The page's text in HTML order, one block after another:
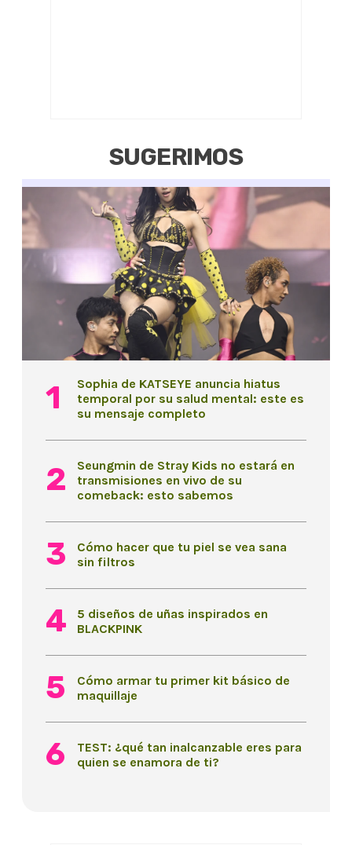
SUGERIMOS
Sophia de KATSEYE anuncia hiatus
temporal por su salud mental: este es
su mensaje completo
Seungmin de Stray Kids no estará en
transmisiones en vivo de su
comeback: esto sabemos
Cómo hacer que tu piel se vea sana
sin filtros
5 diseños de uñas inspirados en
BLACKPINK
Cómo armar tu primer kit básico de
maquillaje
TEST: ¿qué tan inalcanzable eres para
quien se enamora de ti?